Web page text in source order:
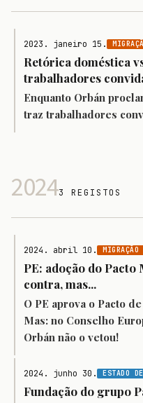
2023. janeiro 15.
Retórica doméstica
trabalhadores
Enquanto Orbán
traz trabalhadores
20243 REGISTOS
2024. abril 10. MIGRAÇÃO
PE: adoção do
contra, mas...
O PE aprova o Pacto
Mas: no Conselho
Orbán não o vetou!
2024. junho 30. ESTADO
Fundação do grupo